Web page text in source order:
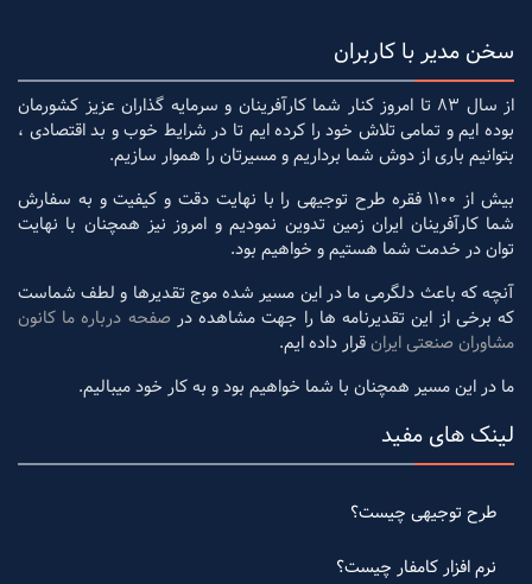
سخن مدیر با کاربران
از سال 83 تا امروز کنار شما کارآفرینان و سرمایه گذاران عزیز کشورمان
بوده ایم و تمامی تلاش خود را کرده ایم تا در شرایط خوب و بد اقتصادی ،
بتوانیم باری از دوش شما برداریم و مسیرتان را هموار سازیم.
بیش از 1100 فقره طرح توجیهی را با نهایت دقت و کیفیت و به سفارش
شما کارآفرینان ایران زمین تدوین نمودیم و امروز نیز همچنان با نهایت
توان در خدمت شما هستیم و خواهیم بود.
آنچه که باعث دلگرمی ما در این مسیر شده موج تقدیرها و لطف شماست
که برخی از این تقدیرنامه ها را جهت مشاهده در صفحه درباره ما کانون
مشاوران صنعتی ایرانقرار داده ایم.
ما در این مسیر همچنان با شما خواهیم بود و به کار خود میبالیم.
لینک های مفید
طرح توجیهی چیست؟
نرم افزار کامفار چیست؟